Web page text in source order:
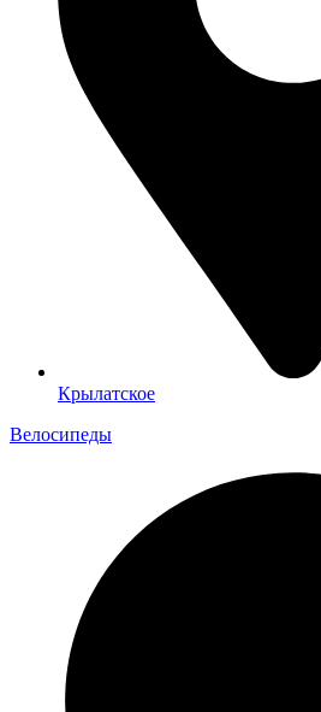
Крылатское
Велосипеды